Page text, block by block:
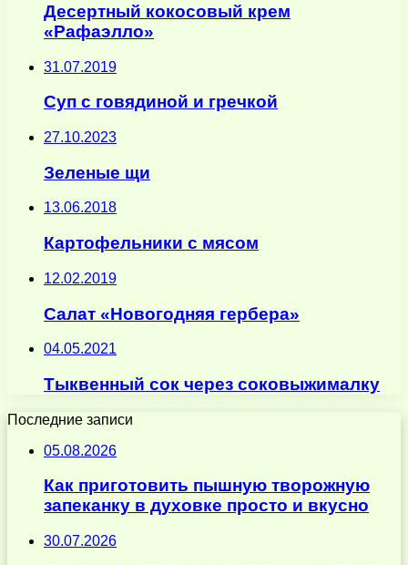
Десертный кокосовый крем
«Рафаэлло»
31.07.2019
Суп с говядиной и гречкой
27.10.2023
Зеленые щи
13.06.2018
Картофельники с мясом
12.02.2019
Салат «Новогодняя гербера»
04.05.2021
Тыквенный сок через соковыжималку
Последние записи
05.08.2026
Как приготовить пышную творожную
запеканку в духовке просто и вкусно
30.07.2026